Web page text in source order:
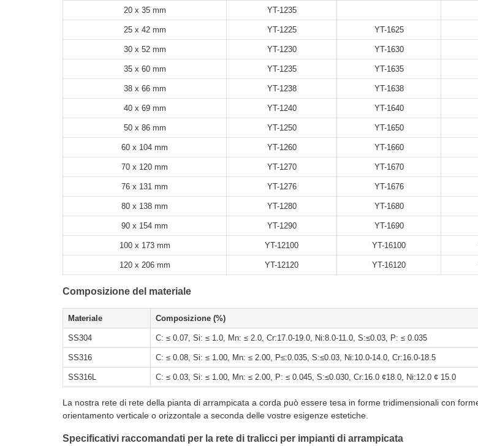
20 x 35 mm YT-1235
25 x 42 mm YT-1225 YT-1625
30 x 52 mm YT-1230 YT-1630
35 x 60 mm YT-1235 YT-1635
38 x 66 mm YT-1238 YT-1638
40 x 69 mm YT-1240 YT-1640
50 x 86 mm YT-1250 YT-1650
60 x 104 mm YT-1260 YT-1660
70 x 120 mm YT-1270 YT-1670
76 x 131 mm YT-1276 YT-1676
80 x 138 mm YT-1280 YT-1680
90 x 154 mm YT-1290 YT-1690
100 x 173 mm YT-12100 YT-16100
120 x 206 mm YT-12120 YT-16120
Composizione del materiale
Materiale Composizione (%)
SS304 C: ≤ 0.07, Si: ≤ 1.0, Mn: ≤ 2.0, Cr:17.0-19.0, Ni:8.0-11.0, S:≤0.03, P: ≤ 0.035
SS316 C: ≤ 0.08, Si: ≤ 1.00, Mn: ≤ 2.00, P≤:0.035, S:≤0.03, Ni:10.0-14.0, Cr:16.0-18.5
SS316L C: ≤ 0.03, Si: ≤ 1.00, Mn: ≤ 2.00, P: ≤ 0.045, S:≤0.030, Cr:16.0 ¢18.0, Ni:12.0 ¢ 15.0
La nostra rete di rete della pianta di arrampicata a corda può essere tesa in forme tridimensionali con
orientamento verticale o orizzontale a seconda delle vostre esigenze estetiche.
Specificativi raccomandati per la rete di tralicci per impianti di arrampicata